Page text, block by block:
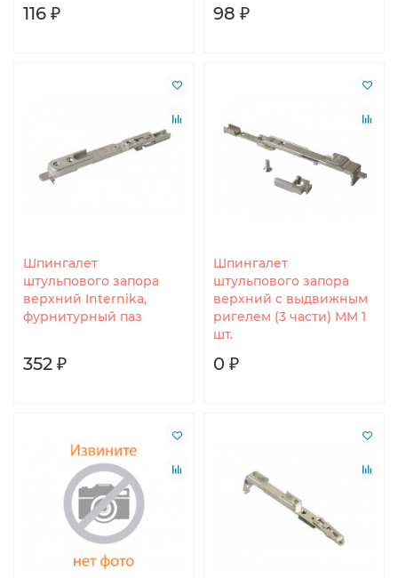
116 ₽ 98 ₽
Шпингалет
штульпового запора
верхний Internika,
фурнитурный паз
352 ₽
Шпингалет
штульпового запора
верхний с выдвижным
ригелем (3 части) MM 1
шт.
0 ₽